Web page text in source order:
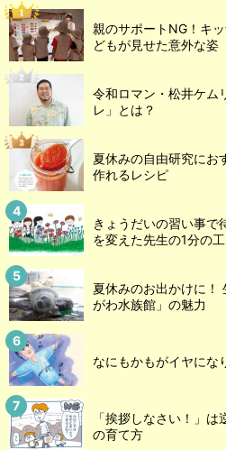
親のサポートNG！キ
どもが見せた意外な姿
令和ロマン・松井ケム
レ」とは？
夏休みの自由研究にお
作れるレシピ
きょうだいの習い事で
を変えた先生の1分の
夏休みのお出かけに！
がわ水族館」の魅力
なにもかもがイヤにな
「挨拶しなさい！」
の育て方